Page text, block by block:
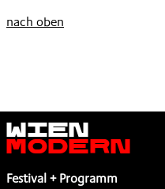
nach oben
Wien
Modern
Festival + Programm